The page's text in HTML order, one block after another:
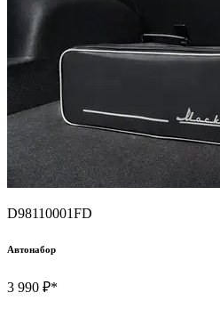
D98110001FD
Автонабор
3 990 ₽*